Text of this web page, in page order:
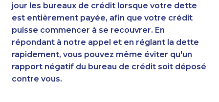
jour les bureaux de crédit lorsque votre dette
est entièrement payée, afin que votre crédit
puisse commencer à se recouvrer. En
répondant à notre appel et en réglant la dette
rapidement, vous pouvez même éviter qu'un
rapport négatif du bureau de crédit soit déposé
contre vous.